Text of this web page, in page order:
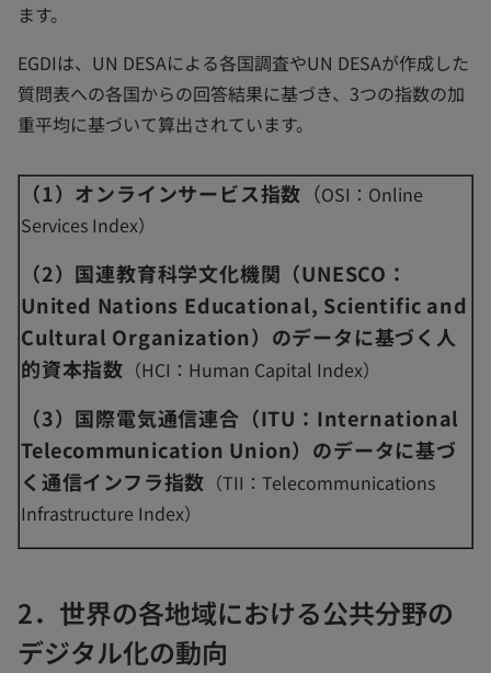
ます。
EGDIは、UN DESAによる各国調査やUN DESAが作成した
質問表への各国からの回答結果に基づき、3つの指数の加
重平均に基づいて算出されています。
（1）オンラインサービス指数 （OSI：Online
Services Index）
（2）国連教育科学文化機関（UNESCO：
United Nations Educational, Scientific and
Cultural Organization）のデータに基づく人
的資本指数 （HCI：Human Capital Index）
（3）国際電気通信連合（ITU：International
Telecommunication Union）のデータに基づ
く通信インフラ指数 （TII：Telecommunications
Infrastructure Index）
2．世界の各地域における公共分野の
デジタル化の動向